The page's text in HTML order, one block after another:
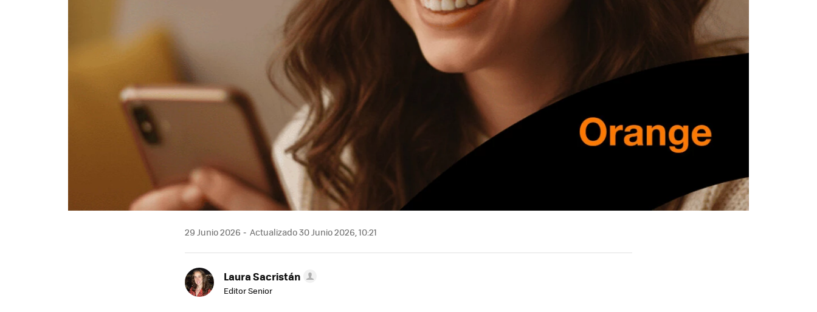
29 Junio 2026 Actualizado 30 Junio 2026, 10:21
Laura Sacristán
Editor Senior